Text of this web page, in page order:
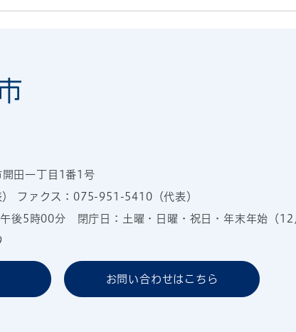
田一丁目1番1号
） ファクス：075-951-5410（代表）
午後5時00分 閉庁日：土曜・日曜・祝日・年末年始（
お問い合わせはこちら